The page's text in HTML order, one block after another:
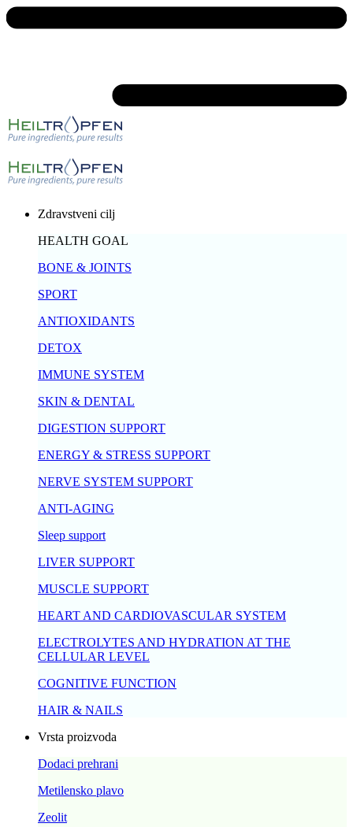
Zdravstveni cilj
HEALTH GOAL
BONE & JOINTS
SPORT
ANTIOXIDANTS
DETOX
IMMUNE SYSTEM
SKIN & DENTAL
DIGESTION SUPPORT
ENERGY & STRESS SUPPORT
NERVE SYSTEM SUPPORT
ANTI-AGING
Sleep support
LIVER SUPPORT
MUSCLE SUPPORT
HEART AND CARDIOVASCULAR SYSTEM
ELECTROLYTES AND HYDRATION AT THE
CELLULAR LEVEL
COGNITIVE FUNCTION
HAIR & NAILS
Vrsta proizvoda
Dodaci prehrani
Metilensko plavo
Zeolit